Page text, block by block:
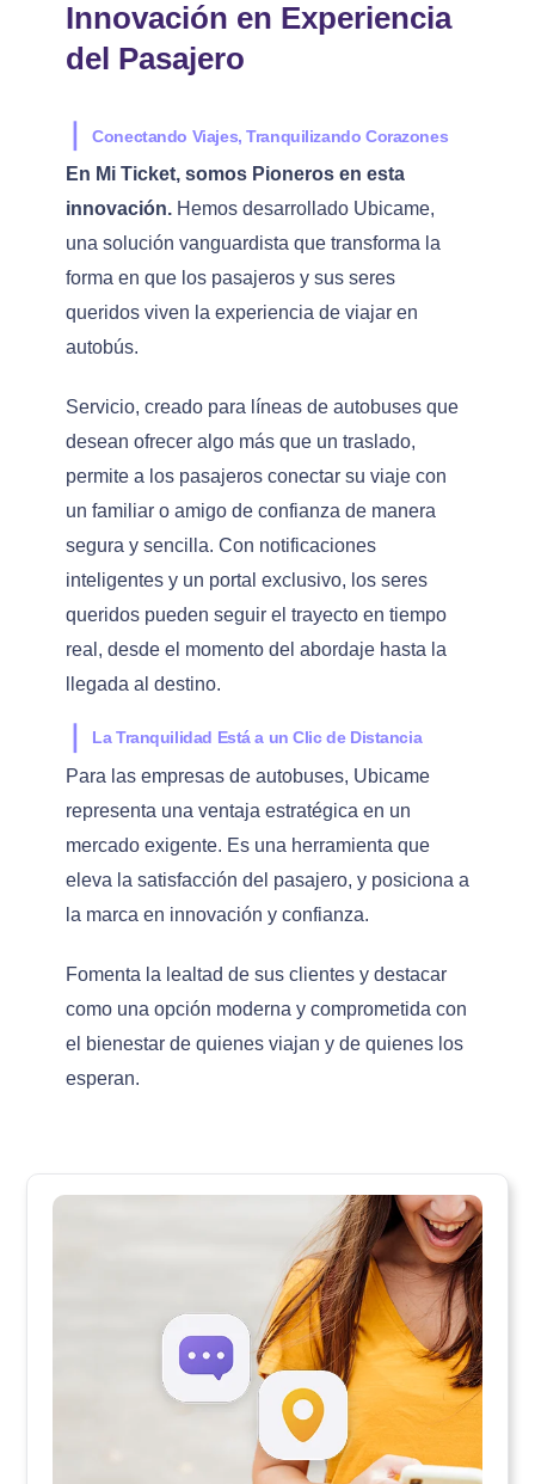
Innovación en Experiencia
del Pasajero
Conectando Viajes, Tranquilizando Corazones
En Mi Ticket, somos Pioneros en esta
innovación. Hemos desarrollado Ubicame,
una solución vanguardista que transforma la
forma en que los pasajeros y sus seres
queridos viven la experiencia de viajar en
autobús.
Servicio, creado para líneas de autobuses que
desean ofrecer algo más que un traslado,
permite a los pasajeros conectar su viaje con
un familiar o amigo de confianza de manera
segura y sencilla. Con notificaciones
inteligentes y un portal exclusivo, los seres
queridos pueden seguir el trayecto en tiempo
real, desde el momento del abordaje hasta la
llegada al destino.
La Tranquilidad Está a un Clic de Distancia
Para las empresas de autobuses, Ubicame
representa una ventaja estratégica en un
mercado exigente. Es una herramienta que
eleva la satisfacción del pasajero, y posiciona a
la marca en innovación y confianza.
Fomenta la lealtad de sus clientes y destacar
como una opción moderna y comprometida con
el bienestar de quienes viajan y de quienes los
esperan.